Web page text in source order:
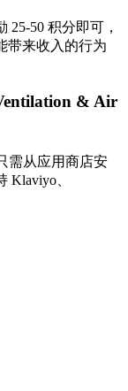
50 积分即可，
带来收入的行为
& Air
需从应用商店安
Klaviyo、